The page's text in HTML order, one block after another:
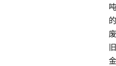
吨
的
废
旧
金